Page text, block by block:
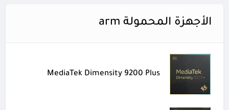
الأجهزة المحمولة arm
MediaTek Dimensity 9200 Plus